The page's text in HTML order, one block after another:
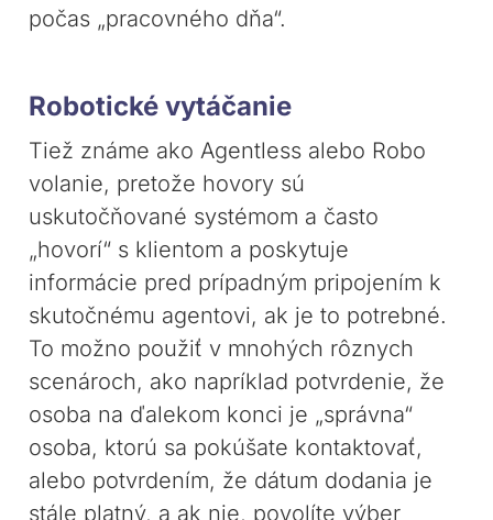
počas „pracovného dňa“.
Robotické vytáčanie
Tiež známe ako Agentless alebo Robo
volanie, pretože hovory sú
uskutočňované systémom a často
„hovorí“ s klientom a poskytuje
informácie pred prípadným pripojením k
skutočnému agentovi, ak je to potrebné.
To možno použiť v mnohých rôznych
scenároch, ako napríklad potvrdenie, že
osoba na ďalekom konci je „správna“
osoba, ktorú sa pokúšate kontaktovať,
alebo potvrdením, že dátum dodania je
stále platný, a ak nie, povolíte výber